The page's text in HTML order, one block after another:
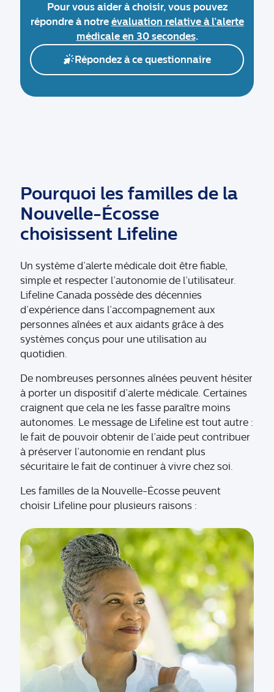
Pour vous aider à choisir, vous pouvez
répondre à notre évaluation relative à l’alerte
médicale en 30 secondes.
Répondez à ce questionnaire
Pourquoi les familles de la
Nouvelle-Écosse
choisissent Lifeline
Un système d’alerte médicale doit être fiable,
simple et respecter l’autonomie de l’utilisateur.
Lifeline Canada possède des décennies
d’expérience dans l’accompagnement aux
personnes aînées et aux aidants grâce à des
systèmes conçus pour une utilisation au
quotidien.
De nombreuses personnes aînées peuvent hésiter
à porter un dispositif d’alerte médicale. Certaines
craignent que cela ne les fasse paraître moins
autonomes. Le message de Lifeline est tout autre :
le fait de pouvoir obtenir de l’aide peut contribuer
à préserver l’autonomie en rendant plus
sécuritaire le fait de continuer à vivre chez soi.
Les familles de la Nouvelle-Écosse peuvent
choisir Lifeline pour plusieurs raisons :